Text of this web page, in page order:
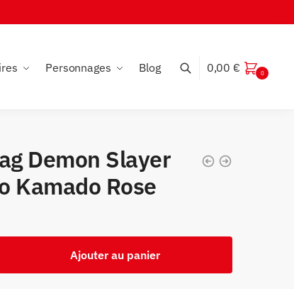
Personnages Blog 0,00 € 0
Demon Slayer
Kamado Rose
Ajouter au panier